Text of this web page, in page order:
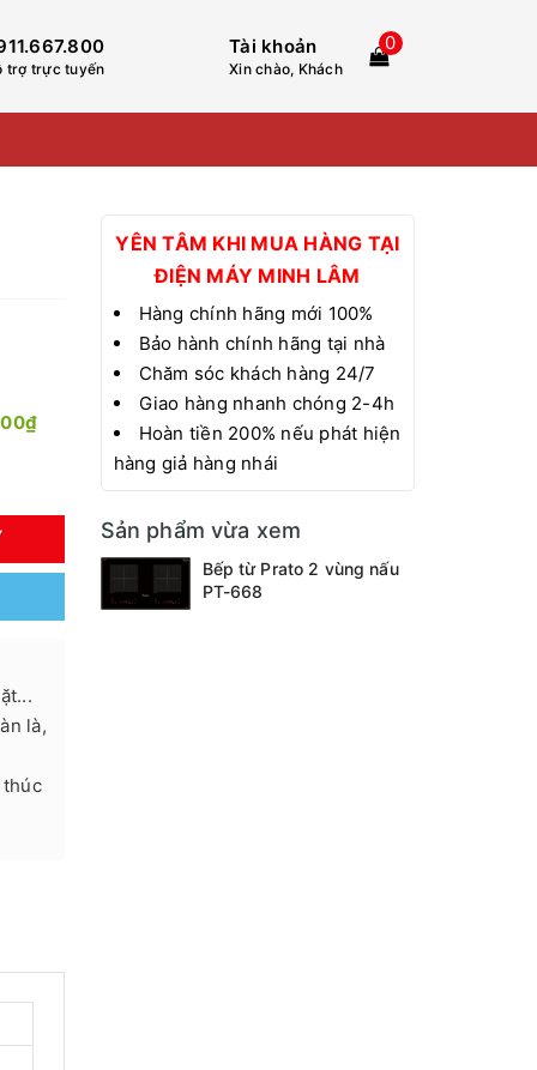
trợ trực tuyến
Tài khoản
Xin chào, Khách
0
là,
thúc
YÊN TÂM KHI MUA HÀNG TẠI
ĐIỆN MÁY MINH LÂM
Hàng chính hãng mới 100%
Bảo hành chính hãng tại nhà
Chăm sóc khách hàng 24/7
Giao hàng nhanh chóng 2-4h
Hoàn tiền 200% nếu phát hiện
hàng giả hàng nhái
Sản phẩm vừa xem
Bếp từ Prato 2 vùng nấu
PT-668